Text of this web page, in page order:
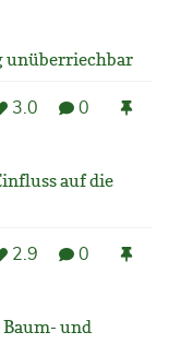
unüberriechbar
3.0 0
auf die
2.9 0
und